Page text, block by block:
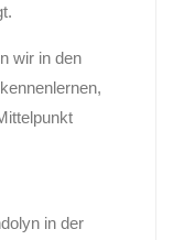
wir in den
in der